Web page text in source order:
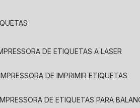
DE ETIQUETAS A LASER
IMPRESSORA DE IMPRIMIR ETIQUETAS
IMPRESSORA DE ETIQUETAS PARA